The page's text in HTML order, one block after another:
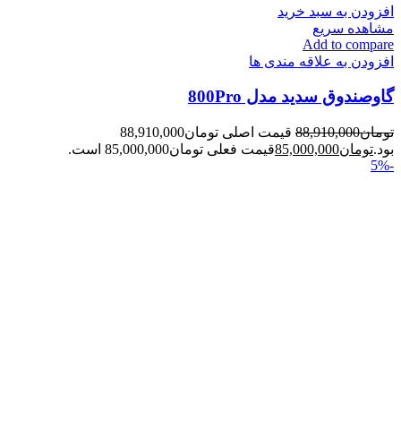
افزودن به سبد خرید
مشاهده سریع
Add to compare
افزودن به علاقه مندی ها
گاوصندوق سدید مدل 800Pro
تومان88,910,000
قیمت اصلی تومان88,910,000
بود.تومان85,000,000قیمت فعلی تومان85,000,000 است.
-5%